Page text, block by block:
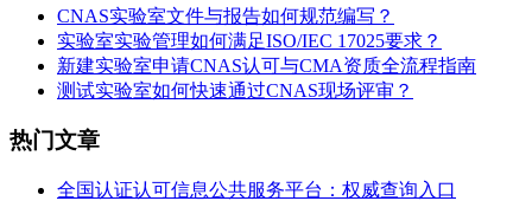
CNAS实验室文件与报告如何规范编写？
实验室实验管理如何满足ISO/IEC 17025要求？
新建实验室申请CNAS认可与CMA资质全流程指南
测试实验室如何快速通过CNAS现场评审？
热门文章
全国认证认可信息公共服务平台：权威查询入口